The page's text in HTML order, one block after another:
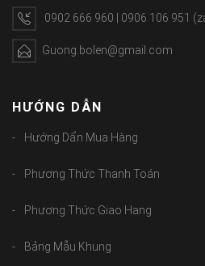
0902 666 960 | 0906 106 951
Guong.bolen@gmail.com
HƯỚNG DẪN
Hướng Dẩn Mua Hàng
Phương Thức Thanh Toán
Phương Thức Giao Hang
Bảng Mẫu Khung